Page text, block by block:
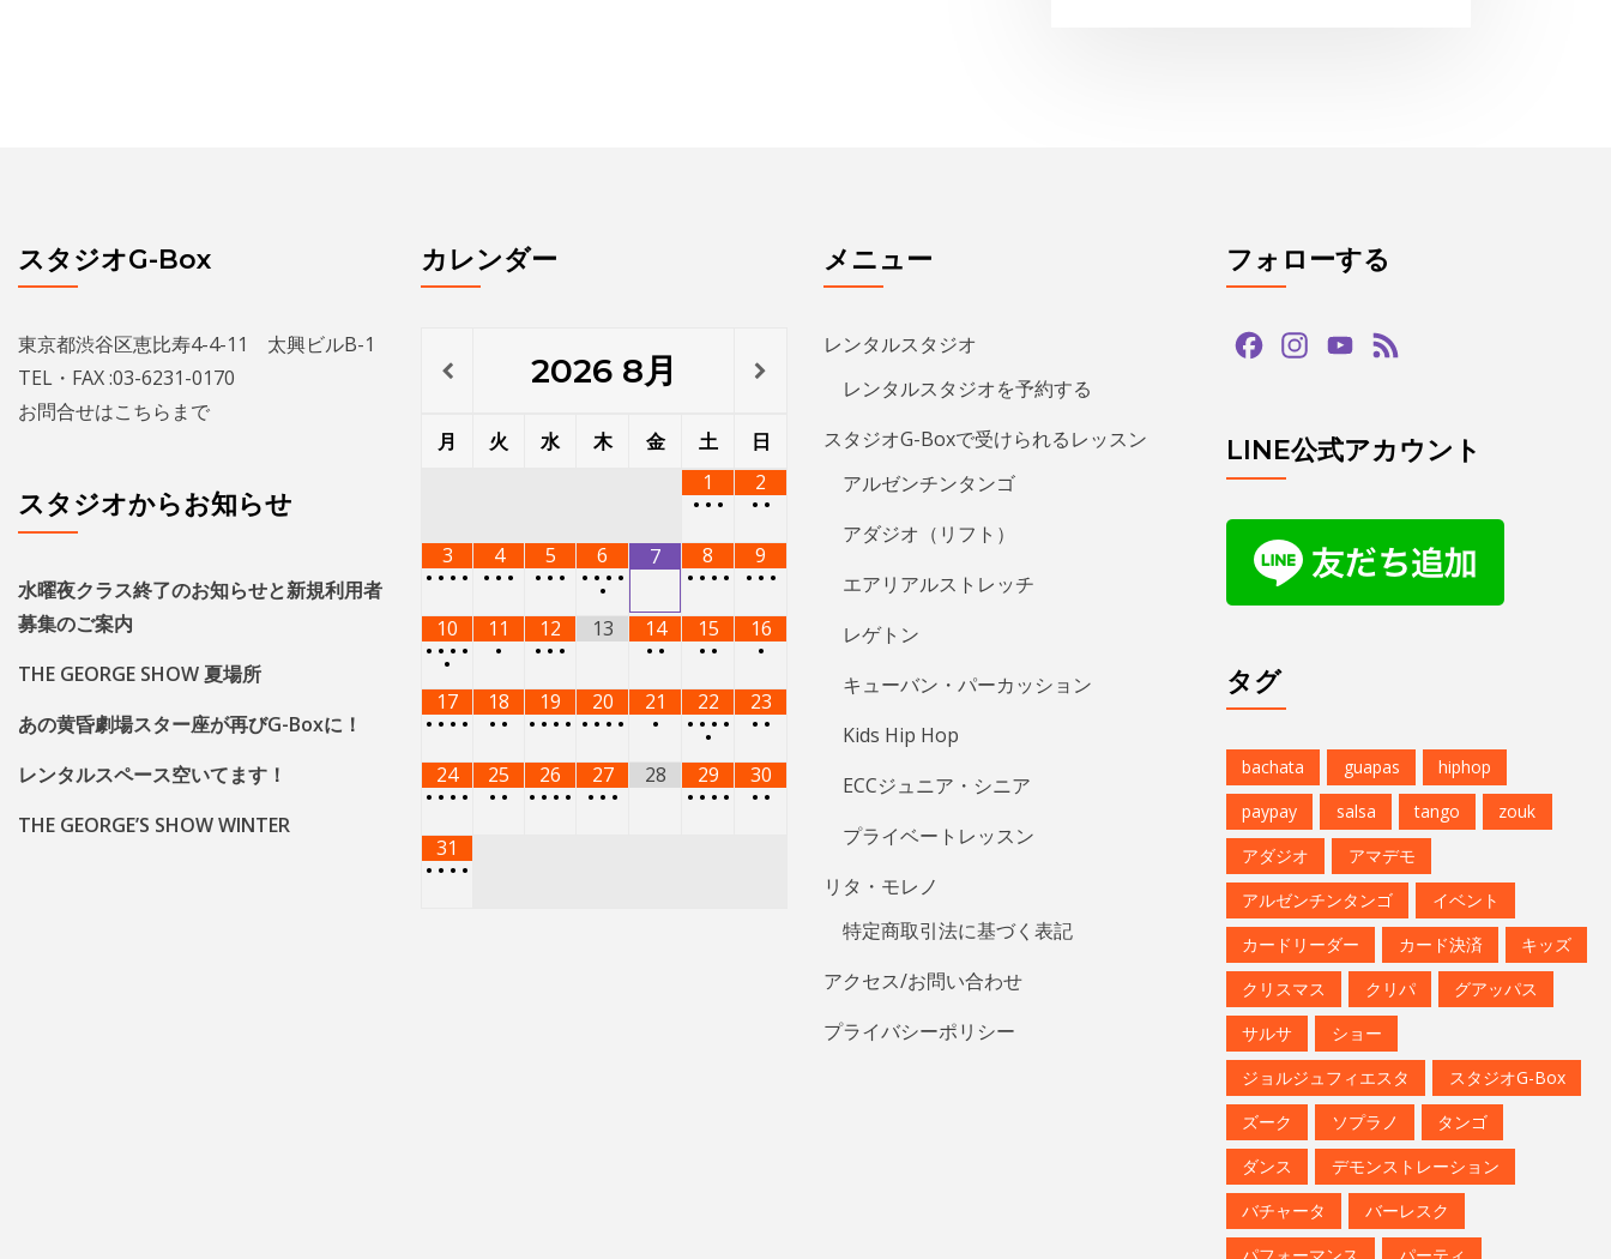
スタジオG-Box
東京都渋谷区恵比寿4-4-11 太興ビルB-1
TEL・FAX :03-6231-0170
お問合せはこちら まで
スタジオからお知らせ
水曜夜クラス終了のお知らせと新規利用者
募集のご案内
THE GEORGE SHOW 夏場所
あの黄昏劇場スター座が再びG-Boxに！
レンタルスペース空いてます！
THE GEORGE’S SHOW WINTER
カレンダー
2026 8月
月 火 水 木 金 土
日
1
• • •
2
• •
3
• • • •
4
• • •
5
• • •
6
• • • •
•
7
8
• • • •
9
• • •
10
• • • •
•
11
•
12
• • •
13
14
• •
15
• •
16
•
17
• • • •
18
• •
19
• • • •
20
• • • •
21
•
22
• • • •
•
23
• •
24
• • • •
25
• •
26
• • • •
27
• • •
28
29
• • • •
30
• •
31
• • • •
メニュー
レンタルスタジオ
レンタルスタジオを予約する
スタジオG-Boxで受けられるレッスン
アルゼンチンタンゴ
アダジオ（リフト）
エアリアルストレッチ
レゲトン
キューバン・パーカッション
Kids Hip Hop
ECCジュニア・シニア
プライベートレッスン
リタ・モレノ
特定商取引法に基づく表記
アクセス/お問い合わせ
プライバシーポリシー
フォローする
FacebookInstagramYouTube
LINE公式アカウント
タグ
bachata guapas
hiphop
paypay
salsa tango
zouk
アダジオ
アマデモ
アルゼンチンタンゴ
イベント
カードリーダー
カード決済
キッズ
クリスマス
クリパ
グアッパス
サルサ
ショー
ジョルジュフィエスタ
スタジオG-Box
ズーク
ソプラノ
タンゴ
ダンス
デモンストレーション
バチャータ
バーレスク